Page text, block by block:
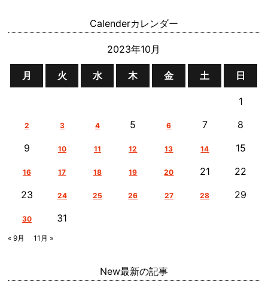
Calenderカレンダー
2023年10月
月 火 水 木 金 土 日
1
2 3 4 5 6 7
8
9
10 11 12 13 14 15
16 17 18 19 20 21
22
23
24 25 26 27 28 29
30 31
« 9月 11月 »
New最新の記事